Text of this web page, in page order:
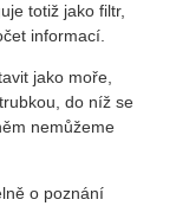
totiž jako filtr,
informací.
jako moře,
do níž se
nemůžeme
o poznání